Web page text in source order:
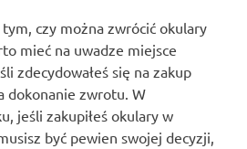
czy można zwrócić okulary
mieć na uwadze miejsce
zdecydowałeś się na zakup
dokonanie zwrotu. W
jeśli zakupiłeś okulary w
być pewien swojej decyzji,